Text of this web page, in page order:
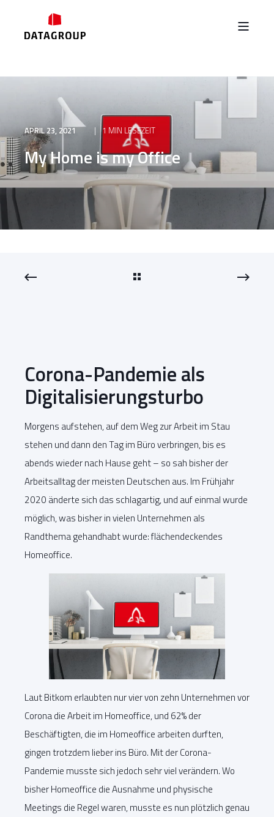
APRIL 23, 2021 1 MIN LESEZEIT
My Home is my Office
Corona-Pandemie als
Digitalisierungsturbo
Morgens aufstehen, auf dem Weg zur Arbeit im Stau
stehen und dann den Tag im Büro verbringen, bis es
abends wieder nach Hause geht – so sah bisher der
Arbeitsalltag der meisten Deutschen aus. Im Frühjahr
2020 änderte sich das schlagartig, und auf einmal wurde
möglich, was bisher in vielen Unternehmen als
Randthema gehandhabt wurde: flächendeckendes
Homeoffice.
Laut Bitkom erlaubten nur vier von zehn Unternehmen vor
Corona die Arbeit im Homeoffice, und 62% der
Beschäftigten, die im Homeoffice arbeiten durften,
gingen trotzdem lieber ins Büro. Mit der Corona-
Pandemie musste sich jedoch sehr viel verändern. Wo
bisher Homeoffice die Ausnahme und physische
Meetings die Regel waren, musste es nun plötzlich genau